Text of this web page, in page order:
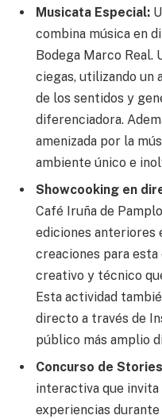
Musicata Especial:
combina música en
Bodega Marco Real.
ciegas, utilizando un
de los sentidos y
diferenciadora.
amenizada por la
ambiente único e
Showcooking en
Café Iruña de
ediciones anteriores
creaciones para
creativo y técnico
Esta actividad
directo a través de
público más amplio
Concurso de
interactiva que
experiencias